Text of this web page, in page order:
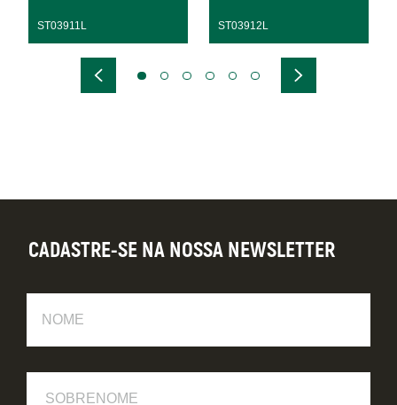
ST03911L ST03912L
CADASTRE-SE NA NOSSA NEWSLETTER